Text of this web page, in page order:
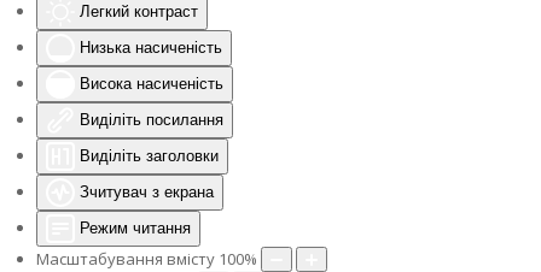
Легкий контраст
Низька насиченість
Висока насиченість
Виділіть посилання
Виділіть заголовки
Зчитувач з екрана
Режим читання
Масштабування вмісту 100%